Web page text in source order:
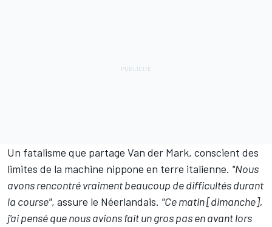
Un fatalisme que partage Van der Mark, conscient des
limites de la machine nippone en terre italienne. "Nous
avons rencontré vraiment beaucoup de difficultés durant
la course", assure le Néerlandais. "Ce matin [dimanche],
j'ai pensé que nous avions fait un gros pas en avant lors